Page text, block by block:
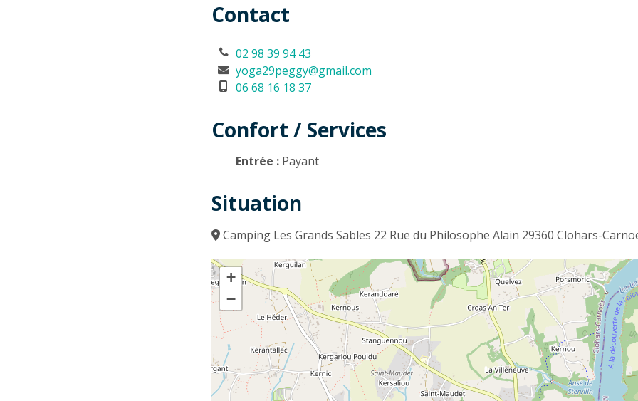
Contact
02 98 39 94 43
yoga29peggy@gmail.com
06 68 16 18 37
Confort / Services
Entrée : Payant
Situation
Camping Les Grands Sables 22 Rue du Philosophe Alain 29360 Clohars-
+
−